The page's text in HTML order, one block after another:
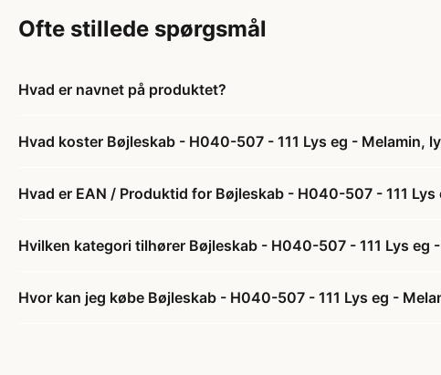
Ofte stillede spørgsmål
Hvad er navnet på produktet?
Hvad koster Bøjleskab - H040-507 - 111 Lys eg - Melamin,
Hvad er EAN / Produktid for Bøjleskab - H040-507 - 111 Lys
Hvilken kategori tilhører Bøjleskab - H040-507 - 111 Lys eg
Hvor kan jeg købe Bøjleskab - H040-507 - 111 Lys eg -